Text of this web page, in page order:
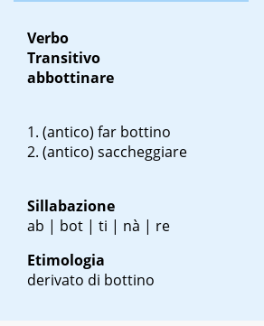
Verbo
Transitivo
abbottinare
(antico) far bottino
(antico) saccheggiare
Sillabazione
ab | bot | ti | nà | re
Etimologia
derivato di bottino